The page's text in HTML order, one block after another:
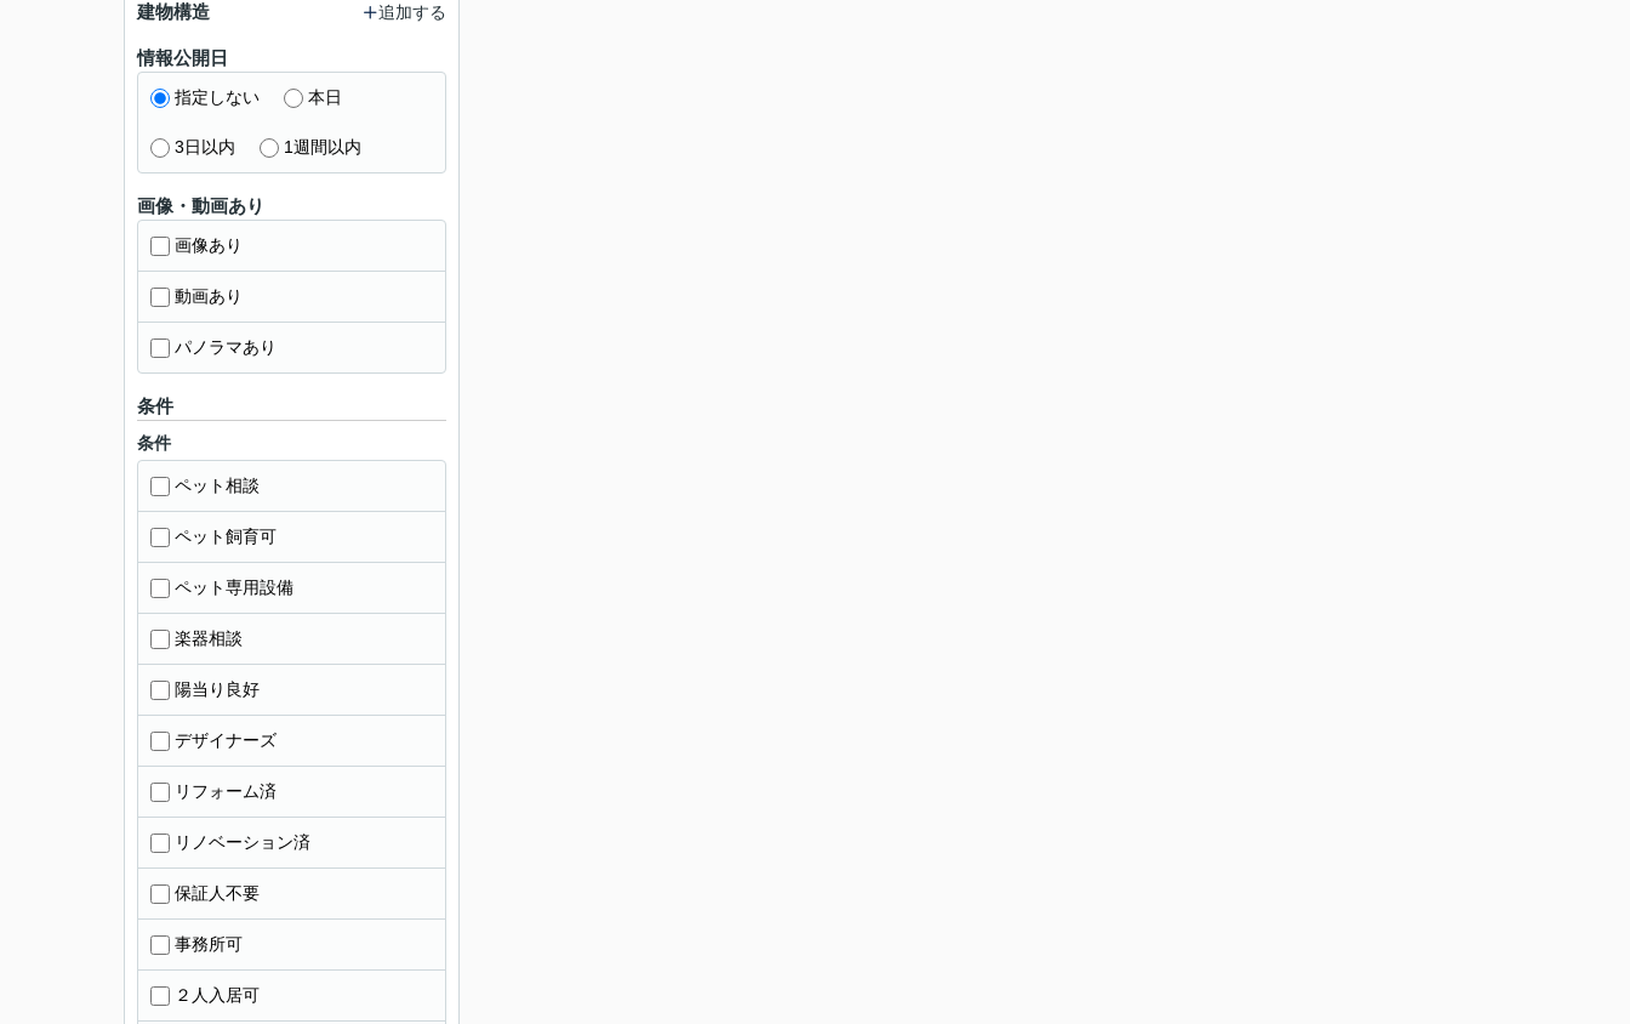
建物構造 追加する
情報公開日
指定しない 本日
3日以内 1週間以内
画像・動画あり
画像あり
動画あり
パノラマあり
条件
条件
ペット相談
ペット飼育可
ペット専用設備
楽器相談
陽当り良好
デザイナーズ
リフォーム済
リノベーション済
保証人不要
事務所可
２人入居可